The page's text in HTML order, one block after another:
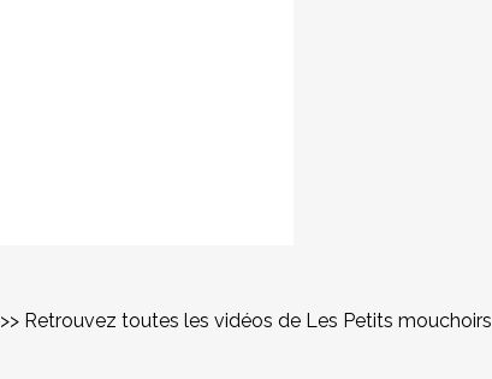
>> Retrouvez toutes les vidéos de Les Petits mouchoirs